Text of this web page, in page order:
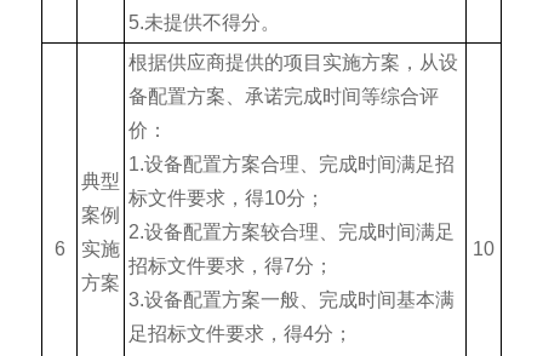
5.未提供不得分。
6
典型
案例
实施
方案
根据供应商提供的项目实施方案，从设
备配置方案、承诺完成时间等综合评
价：
1.设备配置方案合理、完成时间满足招
标文件要求，得10分；
2.设备配置方案较合理、完成时间满足
招标文件要求，得7分；
3.设备配置方案一般、完成时间基本满
足招标文件要求，得4分；
10